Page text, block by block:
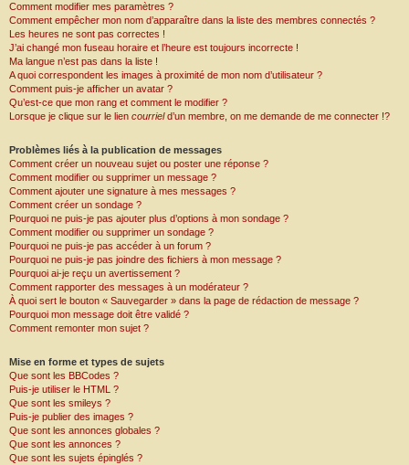
Comment modifier mes paramètres ?
Comment empêcher mon nom d’apparaître dans la liste des membres connectés ?
Les heures ne sont pas correctes !
J’ai changé mon fuseau horaire et l’heure est toujours incorrecte !
Ma langue n’est pas dans la liste !
A quoi correspondent les images à proximité de mon nom d’utilisateur ?
Comment puis-je afficher un avatar ?
Qu’est-ce que mon rang et comment le modifier ?
Lorsque je clique sur le lien courrield’un membre, on me demande de me connecter !?
Problèmes liés à la publication de messages
Comment créer un nouveau sujet ou poster une réponse ?
Comment modifier ou supprimer un message ?
Comment ajouter une signature à mes messages ?
Comment créer un sondage ?
Pourquoi ne puis-je pas ajouter plus d’options à mon sondage ?
Comment modifier ou supprimer un sondage ?
Pourquoi ne puis-je pas accéder à un forum ?
Pourquoi ne puis-je pas joindre des fichiers à mon message ?
Pourquoi ai-je reçu un avertissement ?
Comment rapporter des messages à un modérateur ?
À quoi sert le bouton « Sauvegarder » dans la page de rédaction de message ?
Pourquoi mon message doit être validé ?
Comment remonter mon sujet ?
Mise en forme et types de sujets
Que sont les BBCodes ?
Puis-je utiliser le HTML ?
Que sont les smileys ?
Puis-je publier des images ?
Que sont les annonces globales ?
Que sont les annonces ?
Que sont les sujets épinglés ?